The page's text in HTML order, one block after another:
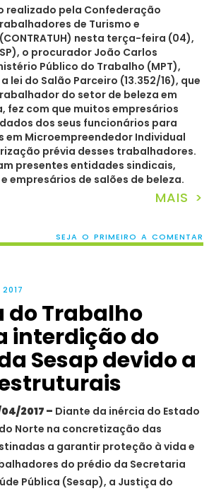
realizado pela Confederação
de Turismo e
nesta terça-feira (04),
o procurador João Carlos
Público do Trabalho (MPT),
lei do Salão Parceiro (13.352/16), que
do setor de beleza em
fez com que muitos empresários
dos seus funcionários para
Microempreendedor Individual
prévia desses trabalhadores.
presentes entidades sindicais,
empresários de salões de beleza.
MAIS >
SEJA O PRIMEIRO A COMENTAR
do Trabalho
interdição do
Sesap devido a
2017 – Diante da inércia do Estado
Norte na concretização das
a garantir proteção à vida e
do prédio da Secretaria
Pública (Sesap), a Justiça do